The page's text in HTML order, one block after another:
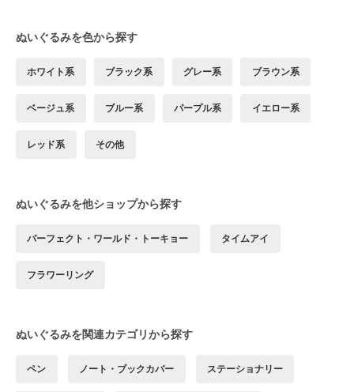
ぬいぐるみを色から探す
ホワイト系 ブラック系 グレー系 ブラウン系
ベージュ系 ブルー系 パープル系 イエロー系
レッド系 その他
ぬいぐるみを他ショップから探す
パーフェクト・ワールド・トーキョー タイムアイ
フラワーリング
ぬいぐるみを関連カテゴリから探す
ペン ノート・ブックカバー ステーショナリー